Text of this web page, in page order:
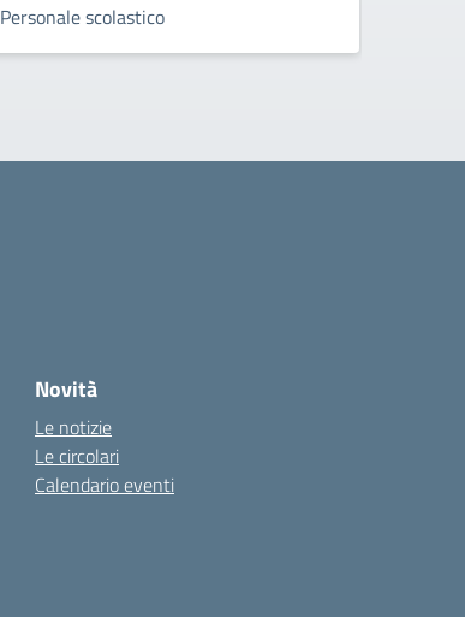
Personale scolastico
Novità
Le notizie
Le circolari
Calendario eventi